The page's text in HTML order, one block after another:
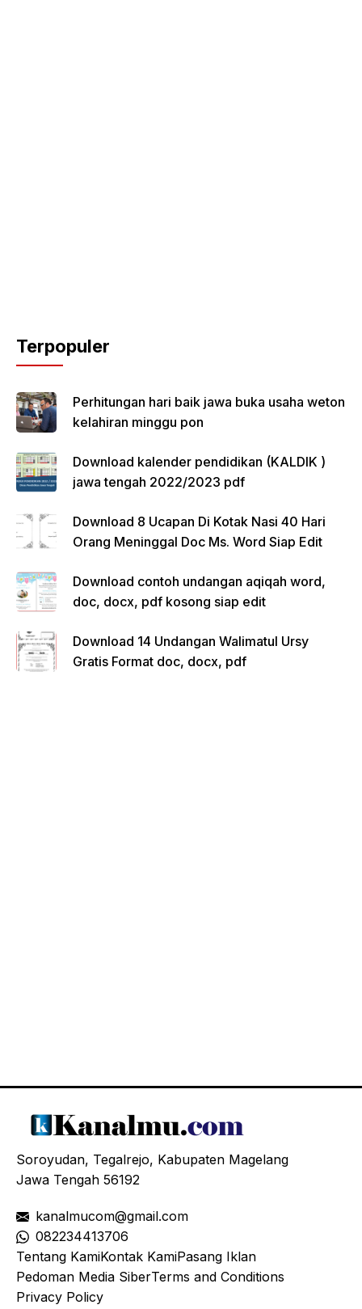
Terpopuler
Perhitungan hari baik jawa buka usaha weton
kelahiran minggu pon
Download kalender pendidikan (KALDIK )
jawa tengah 2022/2023 pdf
Download 8 Ucapan Di Kotak Nasi 40 Hari
Orang Meninggal Doc Ms. Word Siap Edit
Download contoh undangan aqiqah word,
doc, docx, pdf kosong siap edit
Download 14 Undangan Walimatul Ursy
Gratis Format doc, docx, pdf
Soroyudan, Tegalrejo, Kabupaten Magelang
Jawa Tengah 56192
kanalmucom@gmail.com
082234413706
Tentang KamiKontak KamiPasang Iklan
Pedoman Media SiberTerms and Conditions
Privacy Policy